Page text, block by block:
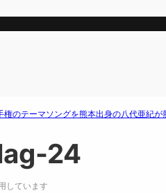
のテーマソングを熊本出身の八代亜紀が
24
しています